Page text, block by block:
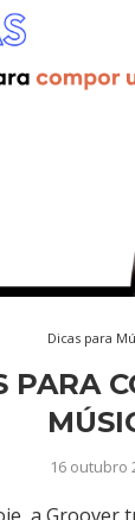
Dicas para
PARA
16 outubro